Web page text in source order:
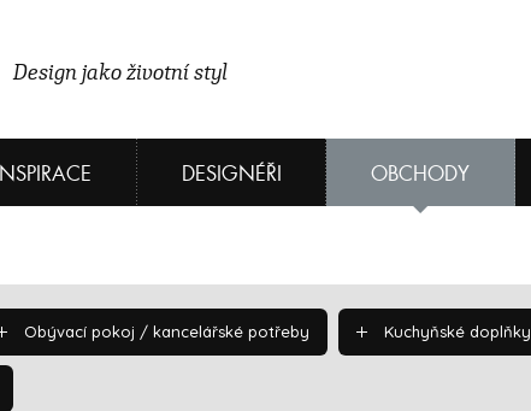
Design jako životní styl
INSPIRACE DESIGNÉŘI OBCHODY
Obývací pokoj / kancelářské potřeby Kuchyňské doplňky